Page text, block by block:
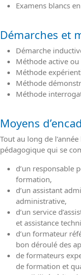
Examens blancs
Démarches et
Démarche
Méthode active
Méthode
Méthode
Méthode
Moyens
Tout au long de
pédagogique qui se
d’un responsable
formation,
d’un assistant
administrative,
d’un service
et assistance
d’un formateur
bon déroulé des
de formateurs
de formation et